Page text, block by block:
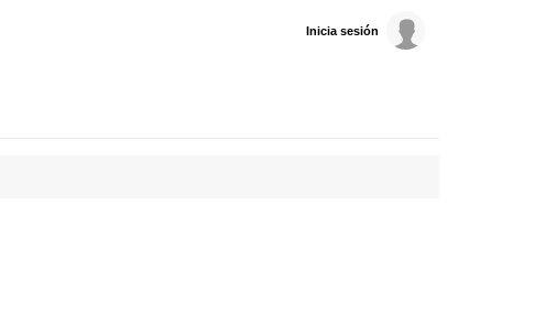
Inicia sesión